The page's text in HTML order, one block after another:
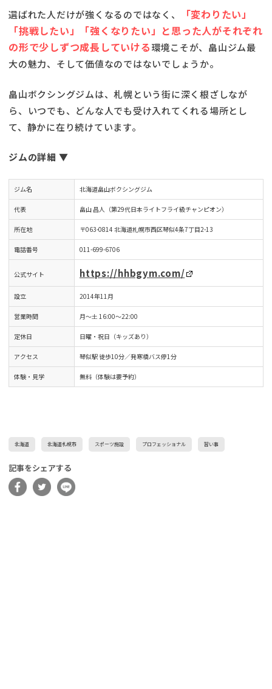
選ばれた人だけが強くなるのではなく、
「変わりたい」
「挑戦したい」「強くなりたい」と思った人がそれぞれ
の形で少しずつ成長していける環境こそが、畠山ジム最
大の魅力、そして価値なのではないでしょうか。
畠山ボクシングジムは、札幌という街に深く根ざしなが
ら、いつでも、どんな人でも受け入れてくれる場所とし
て、静かに在り続けています。
ジムの詳細 ▼
ジム名 北海道畠山ボクシングジム
代表 畠山 昌人（第29代日本ライトフライ級チャンピオン）
所在地 〒063-0814 北海道札幌市西区琴似4条7丁目2-13
電話番号 011-699-6706
公式サイト https://hhbgym.com/
設立 2014年11月
営業時間 月〜土 16:00〜22:00
定休日 日曜・祝日（キッズあり）
アクセス 琴似駅 徒歩10分／発寒橋バス停1分
体験・見学 無料（体験は要予約）
北海道 北海道札幌市 スポーツ施設 プロフェッショナル 習い事
記事をシェアする